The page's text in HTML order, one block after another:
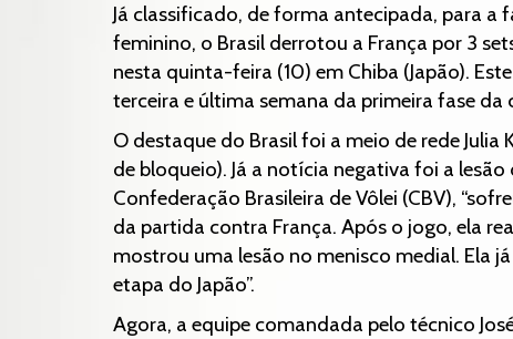
Já classificado, de forma antecipada, para a
feminino, o Brasil derrotou a França por 3
nesta quinta-feira (10) em Chiba (Japão).
terceira e última semana da primeira fase da
O destaque do Brasil foi a meio de rede Julia
de bloqueio). Já a notícia negativa foi a
Confederação Brasileira de Vôlei (CBV),
da partida contra França. Após o jogo, ela
mostrou uma lesão no menisco medial. Ela
etapa do Japão”.
Agora, a equipe comandada pelo técnico